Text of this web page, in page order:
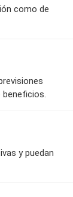
como de
y puedan